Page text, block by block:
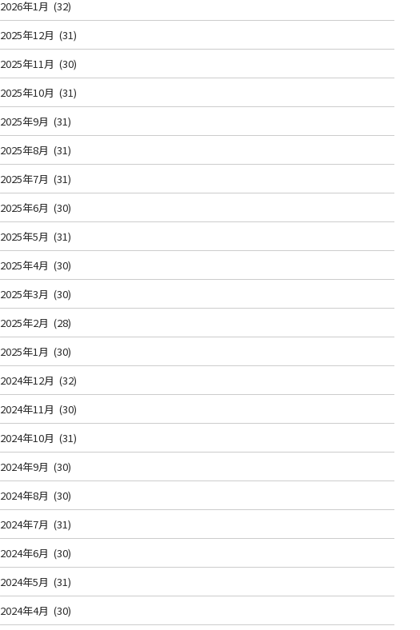
2026年1月 (32)
2025年12月 (31)
2025年11月 (30)
2025年10月 (31)
2025年9月 (31)
2025年8月 (31)
2025年7月 (31)
2025年6月 (30)
2025年5月 (31)
2025年4月 (30)
2025年3月 (30)
2025年2月 (28)
2025年1月 (30)
2024年12月 (32)
2024年11月 (30)
2024年10月 (31)
2024年9月 (30)
2024年8月 (30)
2024年7月 (31)
2024年6月 (30)
2024年5月 (31)
2024年4月 (30)